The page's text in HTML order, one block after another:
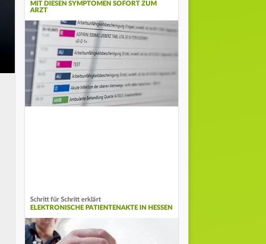
MIT DIESEN SYMPTOMEN SOFORT ZUM
ARZT
Schritt für Schritt erklärt
ELEKTRONISCHE PATIENTENAKTE IN HESSEN